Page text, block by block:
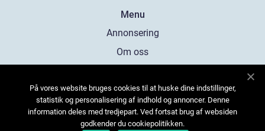
Menu
Annonsering
Om oss
Kontakta oss
Sitemap
På vores website bruges cookies til at huske dine indstillinger,
statistik og personalisering af indhold og annoncer. Denne
information deles med tredjepart. Ved fortsat brug af websiden
godkender du cookiepolitikken.